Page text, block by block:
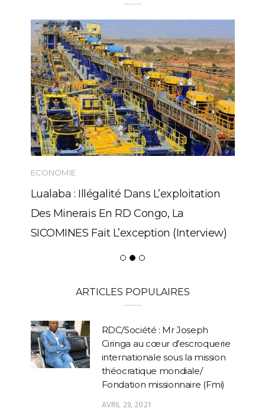
ECONOMIE
Lualaba : Illégalité Dans L’exploitation
Des Minerais En RD Congo, La
SICOMINES Fait L’exception (Interview)
ARTICLES POPULAIRES
RDC/Société : Mr Joseph
Ciringa au cœur d’escroquerie
internationale sous la mission
théocratique mondiale/
Fondation missionnaire (Fmi)
AVRIL 29, 2021